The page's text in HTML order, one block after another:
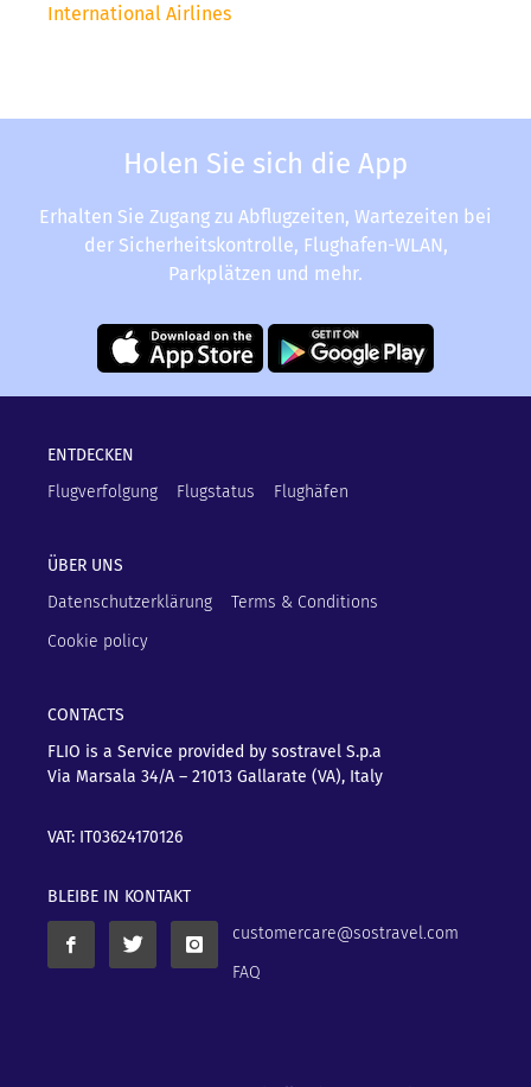
International Airlines
Holen Sie sich die App
Erhalten Sie Zugang zu Abflugzeiten, Wartezeiten bei
der Sicherheitskontrolle, Flughafen-WLAN,
Parkplätzen und mehr.
ENTDECKEN
Flugverfolgung
Flugstatus Flughäfen
ÜBER UNS
Datenschutzerklärung
Terms & Conditions
Cookie policy
CONTACTS
FLIO is a Service provided by sostravel S.p.a
Via Marsala 34/A – 21013 Gallarate (VA), Italy
VAT: IT03624170126
BLEIBE IN KONTAKT
customercare@sostravel.com
FAQ